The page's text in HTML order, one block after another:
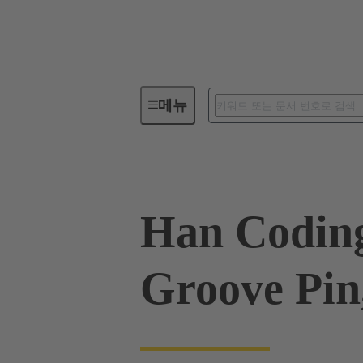
메뉴
Han
Groove